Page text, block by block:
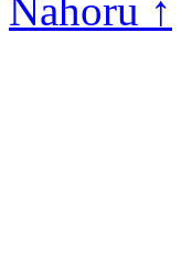
Nahoru ↑